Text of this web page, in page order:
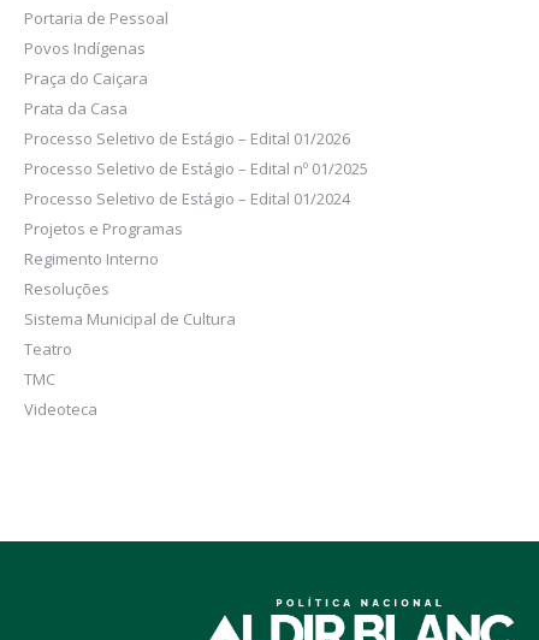
Portaria de Pessoal
Povos Indígenas
Praça do Caiçara
Prata da Casa
Processo Seletivo de Estágio – Edital 01/2026
Processo Seletivo de Estágio – Edital nº 01/2025
Processo Seletivo de Estágio – Edital 01/2024
Projetos e Programas
Regimento Interno
Resoluções
Sistema Municipal de Cultura
Teatro
TMC
Videoteca